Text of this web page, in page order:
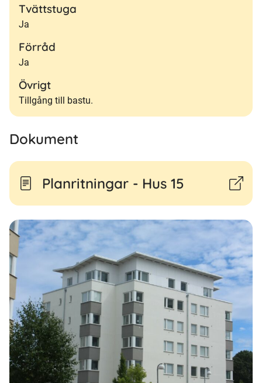
Tvättstuga
Ja
Förråd
Ja
Övrigt
Tillgång till bastu.
Dokument
Planritningar - Hus 15